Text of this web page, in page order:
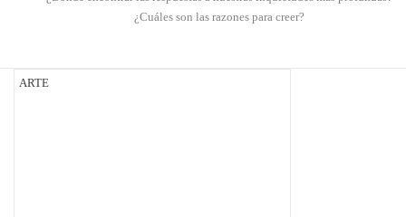
¿Cuáles son las razones para creer?
ARTE